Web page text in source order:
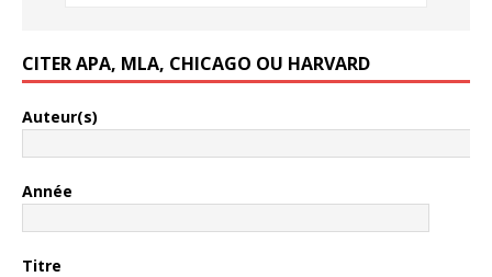
CITER APA, MLA, CHICAGO OU HARVARD
Auteur(s)
Année
Titre